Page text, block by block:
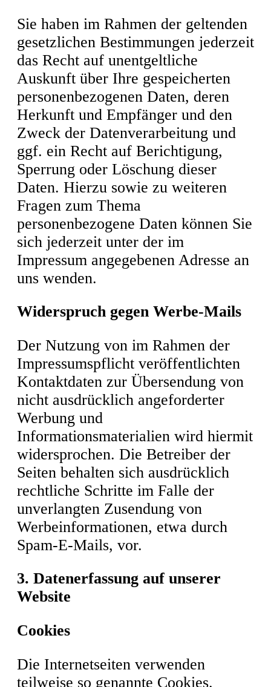
Sie haben im Rahmen der geltenden
gesetzlichen Bestimmungen jederzeit
das Recht auf unentgeltliche
Auskunft über Ihre gespeicherten
personenbezogenen Daten, deren
Herkunft und Empfänger und den
Zweck der Datenverarbeitung und
ggf. ein Recht auf Berichtigung,
Sperrung oder Löschung dieser
Daten. Hierzu sowie zu weiteren
Fragen zum Thema
personenbezogene Daten können Sie
sich jederzeit unter der im
Impressum angegebenen Adresse an
uns wenden.
Widerspruch gegen Werbe-Mails
Der Nutzung von im Rahmen der
Impressumspflicht veröffentlichten
Kontaktdaten zur Übersendung von
nicht ausdrücklich angeforderter
Werbung und
Informationsmaterialien wird hiermit
widersprochen. Die Betreiber der
Seiten behalten sich ausdrücklich
rechtliche Schritte im Falle der
unverlangten Zusendung von
Werbeinformationen, etwa durch
Spam-E-Mails, vor.
3. Datenerfassung auf unserer
Website
Cookies
Die Internetseiten verwenden
teilweise so genannte Cookies.